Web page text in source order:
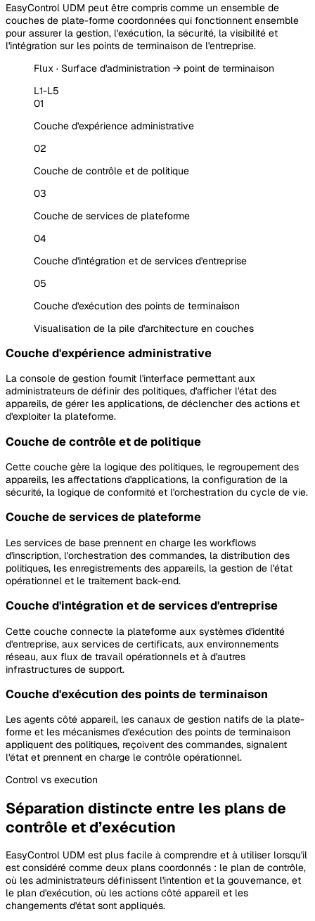
EasyControl UDM peut être compris comme un ensemble de
couches de plate-forme coordonnées qui fonctionnent ensemble
pour assurer la gestion, l'exécution, la sécurité, la visibilité et
l'intégration sur les points de terminaison de l'entreprise.
Flux · Surface d'administration → point de terminaison
L1-L5
01
Couche d'expérience administrative
02
Couche de contrôle et de politique
03
Couche de services de plateforme
04
Couche d'intégration et de services d'entreprise
05
Couche d'exécution des points de terminaison
Visualisation de la pile d'architecture en couches
Couche d'expérience administrative
La console de gestion fournit l'interface permettant aux
administrateurs de définir des politiques, d'afficher l'état des
appareils, de gérer les applications, de déclencher des actions et
d'exploiter la plateforme.
Couche de contrôle et de politique
Cette couche gère la logique des politiques, le regroupement des
appareils, les affectations d'applications, la configuration de la
sécurité, la logique de conformité et l'orchestration du cycle de vie.
Couche de services de plateforme
Les services de base prennent en charge les workflows
d'inscription, l'orchestration des commandes, la distribution des
politiques, les enregistrements des appareils, la gestion de l'état
opérationnel et le traitement back-end.
Couche d'intégration et de services d'entreprise
Cette couche connecte la plateforme aux systèmes d'identité
d'entreprise, aux services de certificats, aux environnements
réseau, aux flux de travail opérationnels et à d'autres
infrastructures de support.
Couche d'exécution des points de terminaison
Les agents côté appareil, les canaux de gestion natifs de la plate-
forme et les mécanismes d'exécution des points de terminaison
appliquent des politiques, reçoivent des commandes, signalent
l'état et prennent en charge le contrôle opérationnel.
Control vs execution
Séparation distincte entre les plans de
contrôle et d’exécution
EasyControl UDM est plus facile à comprendre et à utiliser lorsqu'il
est considéré comme deux plans coordonnés : le plan de contrôle,
où les administrateurs définissent l'intention et la gouvernance, et
le plan d'exécution, où les actions côté appareil et les
changements d'état sont appliqués.